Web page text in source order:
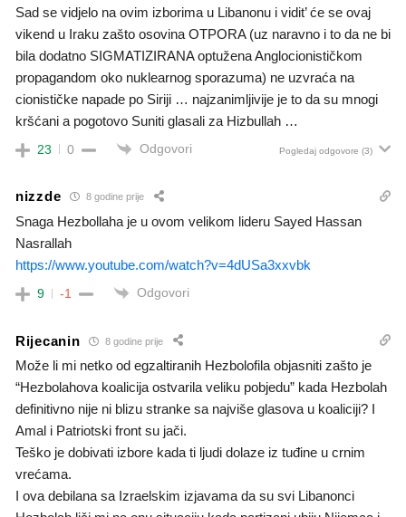
Sad se vidjelo na ovim izborima u Libanonu i vidit’ će se ovaj
vikend u Iraku zašto osovina OTPORA (uz naravno i to da ne bi
bila dodatno SIGMATIZIRANA optužena Anglocionističkom
propagandom oko nuklearnog sporazuma) ne uzvraća na
cionističke napade po Siriji … najzanimljivije je to da su mnogi
kršćani a pogotovo Suniti glasali za Hizbullah …
23 0 Odgovori Pogledaj odgovore (3)
nizzde 8 godine prije
Snaga Hezbollaha je u ovom velikom lideru Sayed Hassan
Nasrallah
https://www.youtube.com/watch?v=4dUSa3xxvbk
9 -1 Odgovori
Rijecanin 8 godine prije
Može li mi netko od egzaltiranih Hezbolofila objasniti zašto je
“Hezbolahova koalicija ostvarila veliku pobjedu” kada Hezbolah
definitivno nije ni blizu stranke sa najviše glasova u koaliciji? I
Amal i Patriotski front su jači.
Teško je dobivati izbore kada ti ljudi dolaze iz tuđine u crnim
vrećama.
I ova debilana sa Izraelskim izjavama da su svi Libanonci